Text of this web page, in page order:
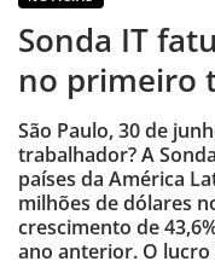
Sonda IT
no primeiro
São Paulo, 30 de
trabalhador? A
países da América
milhões de dólares
crescimento de
ano anterior. O